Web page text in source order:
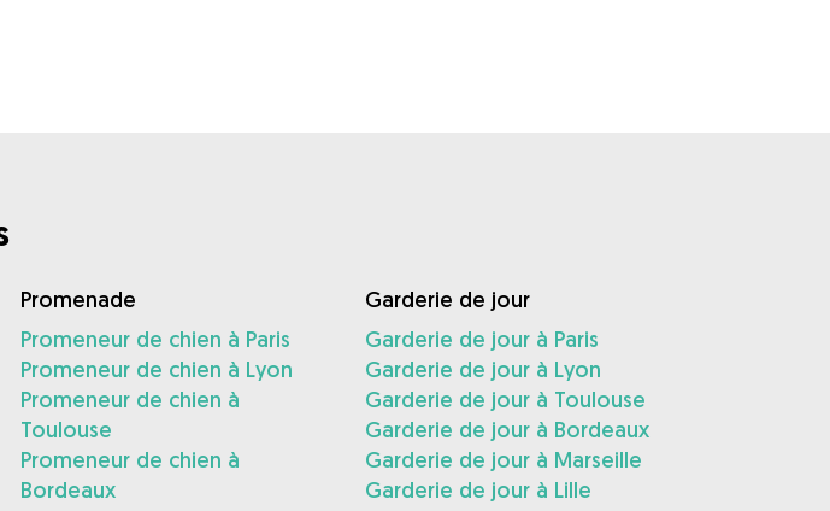
Promenade
Promeneur de chien à Paris
Promeneur de chien à Lyon
Promeneur de chien à
Toulouse
Promeneur de chien à
Bordeaux
Garderie de jour
Garderie de jour à Paris
Garderie de jour à Lyon
Garderie de jour à Toulouse
Garderie de jour à Bordeaux
Garderie de jour à Marseille
Garderie de jour à Lille